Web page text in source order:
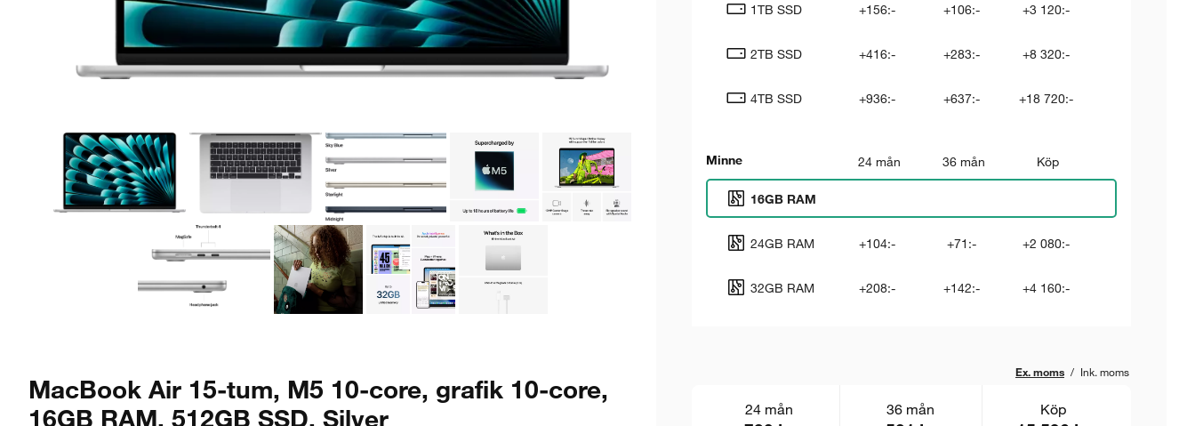
MacBook Air 15-tum, M5 10-core, grafik 10-core,
16GB RAM, 512GB SSD, Silver
1TB SSD +156:- +106:- +3 120:-
2TB SSD +416:- +283:- +8 320:-
4TB SSD +936:- +637:- +18 720:-
Minne 24 mån 36 mån Köp
16GB RAM
24GB RAM +104:- +71:- +2 080:-
32GB RAM +208:- +142:- +4 160:-
Ex. moms / Ink. moms
24 mån 36 mån Köp